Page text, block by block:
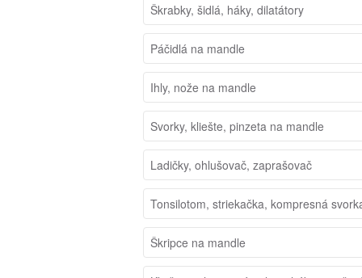
Škrabky, šidlá, háky, dilatátory
Páčidlá na mandle
Ihly, nože na mandle
Svorky, kliešte, pinzeta na mandle
Ladičky, ohlušovač, zaprašovač
Tonsilotom, striekačka, kompresná
Škripce na mandle